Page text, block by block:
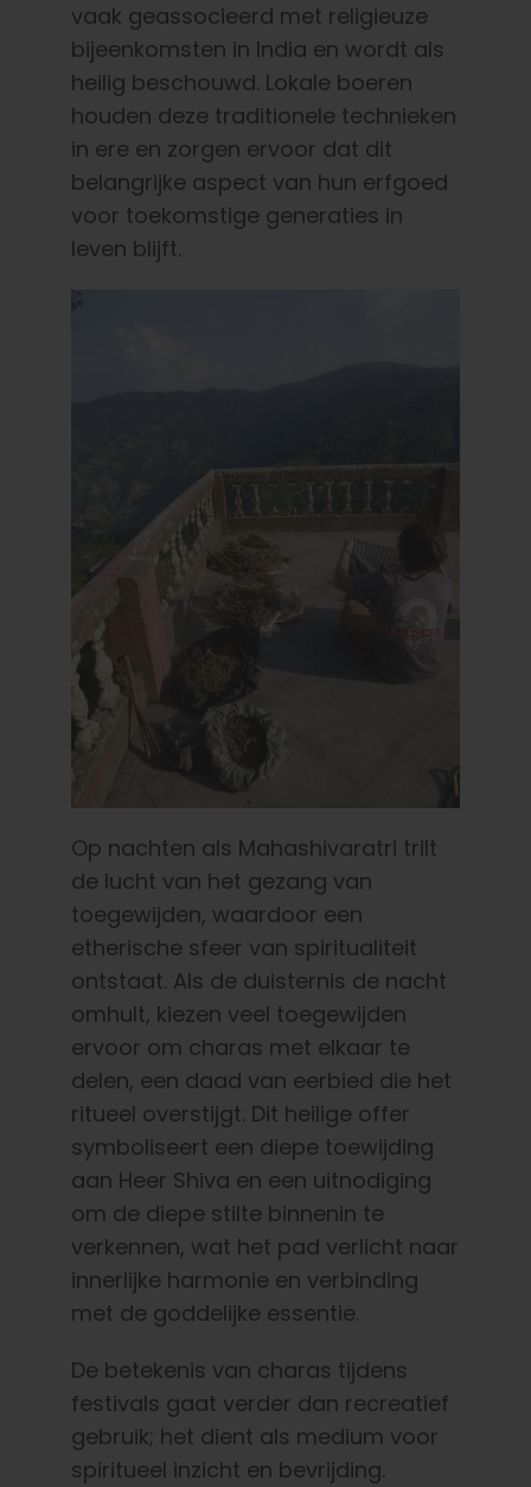
vaak geassocieerd met religieuze
bijeenkomsten in India en wordt als
heilig beschouwd. Lokale boeren
houden deze traditionele technieken
in ere en zorgen ervoor dat dit
belangrijke aspect van hun erfgoed
voor toekomstige generaties in
leven blijft.
Op nachten als Mahashivaratri trilt
de lucht van het gezang van
toegewijden, waardoor een
etherische sfeer van spiritualiteit
ontstaat. Als de duisternis de nacht
omhult, kiezen veel toegewijden
ervoor om charas met elkaar te
delen, een daad van eerbied die het
ritueel overstijgt. Dit heilige offer
symboliseert een diepe toewijding
aan Heer Shiva en een uitnodiging
om de diepe stilte binnenin te
verkennen, wat het pad verlicht naar
innerlijke harmonie en verbinding
met de goddelijke essentie.
De betekenis van charas tijdens
festivals gaat verder dan recreatief
gebruik; het dient als medium voor
spiritueel inzicht en bevrijding.